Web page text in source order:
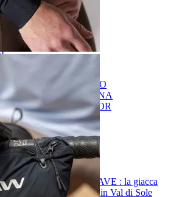
TELAIO
/ KIT PEZZE
BICI
UOMO
DONNA
JUNIOR
E OCCHIALI
ROCK NORTHWAVE : la giacca
a 3 strati per l'outdoor in Val di Sole